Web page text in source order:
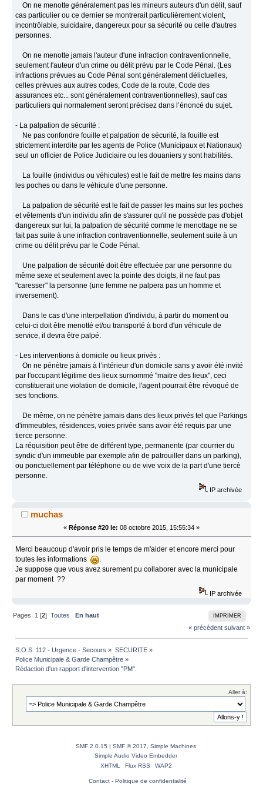
On ne menotte généralement pas les mineurs auteurs d'un délit, sauf
cas particulier ou ce dernier se montrerait particulièrement violent,
incontrôlable, suicidaire, dangereux pour sa sécurité ou celle d'autres
personnes.
On ne menotte jamais l'auteur d'une infraction contraventionnelle,
seulement l'auteur d'un crime ou délit prévu par le Code Pénal. (Les
infractions prévues au Code Pénal sont généralement délictuelles,
celles prévues aux autres codes, Code de la route, Code des
assurances etc... sont généralement contraventionnelles), sauf cas
particuliers qui normalement seront précisez dans l’énoncé du sujet.
- La palpation de sécurité :
Ne pas confondre fouille et palpation de sécurité, la fouille est
strictement interdite par les agents de Police (Municipaux et Nationaux)
seul un officier de Police Judiciaire ou les douaniers y sont habilités.
La fouille (individus ou véhicules) est le fait de mettre les mains dans
les poches ou dans le véhicule d'une personne.
La palpation de sécurité est le fait de passer les mains sur les poches
et vêtements d'un individu afin de s'assurer qu'il ne possède pas d'objet
dangereux sur lui, la palpation de sécurité comme le menottage ne se
fait pas suite à une infraction contraventionnelle, seulement suite à un
crime ou délit prévu par le Code Pénal.
Une palpation de sécurité doit être effectuée par une personne du
même sexe et seulement avec la pointe des doigts, il ne faut pas
"caresser" la personne (une femme ne palpera pas un homme et
inversement).
Dans le cas d'une interpellation d'individu, à partir du moment ou
celui-ci doit être menotté et/ou transporté à bord d'un véhicule de
service, il devra être palpé.
- Les interventions à domicile ou lieux privés :
On ne pénètre jamais à l’intérieur d'un domicile sans y avoir été invité
par l'occupant légitime des lieux surnommé "maitre des lieux", ceci
constituerait une violation de domicile, l'agent pourrait être révoqué de
ses fonctions.
De même, on ne pénètre jamais dans des lieux privés tel que Parkings
d'immeubles, résidences, voies privée sans avoir été requis par une
tierce personne.
La réquisition peut être de différent type, permanente (par courrier du
syndic d'un immeuble par exemple afin de patrouiller dans un parking),
ou ponctuellement par téléphone ou de vive voix de la part d'une tiercè
personne.
IP archivée
muchas
« Réponse #20 le: 08 octobre 2015, 15:55:34 »
Merci beaucoup d'avoir pris le temps de m'aider et encore merci pour
toutes les informations
.
Je suppose que vous avez surement pu collaborer avec la municipale
par moment ??
IP archivée
IMPRIMER
Pages: 1 [2]Toutes
En haut
« précédent suivant »
S.O.S. 112 - Urgence - Secours » SECURITE»
Police Municipale & Garde Champêtre »
Rédaction d'un rapport d'intervention "PM".
Aller à:
SMF 2.0.15 | SMF © 2017
Simple Machines
Simple Audio Video Embedder
XHTML
Flux RSS WAP2
Contact- Politique de confidentialité